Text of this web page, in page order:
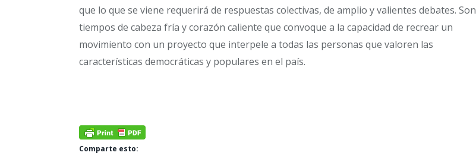
que lo que se viene requerirá de respuestas colectivas, de amplio y valientes debates. Son
tiempos de cabeza fría y corazón caliente que convoque a la capacidad de recrear un
movimiento con un proyecto que interpele a todas las personas que valoren las
características democráticas y populares en el país.
Comparte esto: